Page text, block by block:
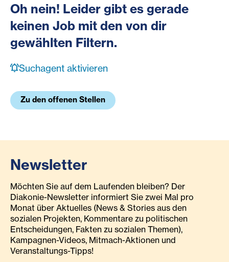
Oh nein! Leider gibt es gerade
keinen Job mit den von dir
gewählten Filtern.
Suchagent aktivieren
Zu den offenen Stellen
Newsletter
Möchten Sie auf dem Laufenden bleiben? Der
Diakonie-Newsletter informiert Sie zwei Mal pro
Monat über Aktuelles (News & Stories aus den
sozialen Projekten, Kommentare zu politischen
Entscheidungen, Fakten zu sozialen Themen),
Kampagnen-Videos, Mitmach-Aktionen und
Veranstaltungs-Tipps!